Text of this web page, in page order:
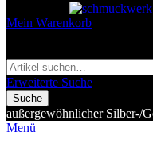
Mein Warenkorb
Erweiterte Suche
Suche
außergewöhnlicher Silber-/
Menü